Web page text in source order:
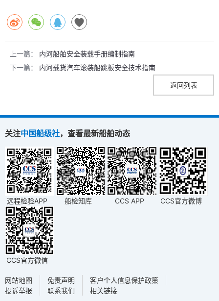
上一篇：
内河船舶安全装载手册编制指南
下一篇：
内河载货汽车滚装船跳板安全技术指南
返回列表
关注中国船级社，查看最新船舶动态
远程检验APP 船检知库 CCS APP CCS官方微博
CCS官方微信
网站地图 免责声明
客户个人信息保护政策
投诉举报
联系我们 相关链接